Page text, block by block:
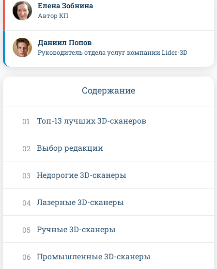
Елена Зобнина
Автор КП
Даниил Попов
Руководитель отдела услуг компании Lider-3D
Содержание
Топ-13 лучших 3D-сканеров
Выбор редакции
Недорогие 3D-сканеры
Лазерные 3D-сканеры
Ручные 3D-сканеры
Промышленные 3D-сканеры